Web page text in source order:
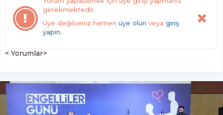
gerekmektedir.
Üye değilseniz hemen üye olun veya giriş
yapın..
< Yorumlar>